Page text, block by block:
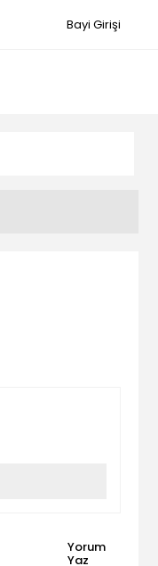
Bayi Girişi
Yorum
Yaz